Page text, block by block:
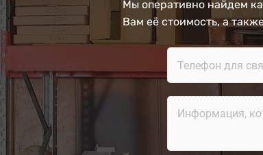
Мы оперативно найдем
Вам её стоимость, а